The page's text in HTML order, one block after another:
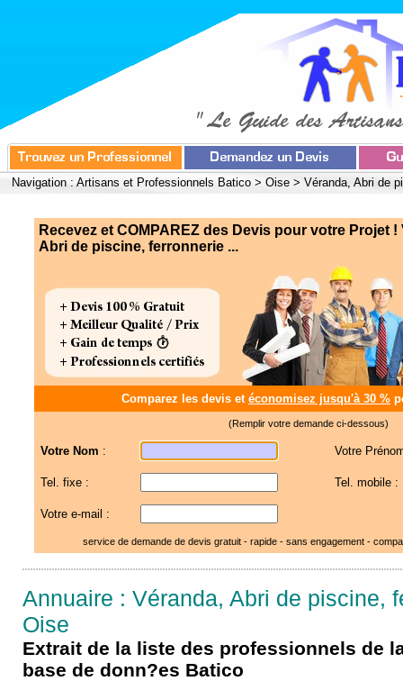
Navigation : Artisans et Professionnels Batico > Oise > Véranda, Abri de
Recevez et COMPAREZ des Devis pour votre Projet !
Abri de piscine, ferronnerie ...
Comparez les devis et économisez jusqu'à 30 %
(Remplir votre demande ci-dessous)
Votre Nom : Votre
Tel. fixe : Tel. mobile :
Votre e-mail :
service de demande de devis gratuit - rapide - sans engagement -
Annuaire : Véranda, Abri de piscine,
Oise
Extrait de la liste des professionnels de
base de donn?es Batico